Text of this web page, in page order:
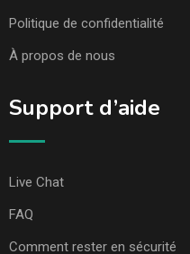
Politique de confidentialité
À propos de nous
Support d’aide
Live Chat
FAQ
Comment rester en sécurité